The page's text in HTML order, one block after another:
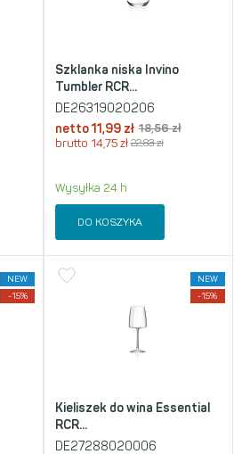
Szklanka niska Invino
Tumbler RCR...
DE26319020206
netto 11,99 zł 18,56zł
brutto 14,75 zł 22,83zł
Wysyłka 24 h
DO KOSZYKA
NEW
-15%
NEW
-15%
Kieliszek do wina Essential
RCR...
DE27288020006